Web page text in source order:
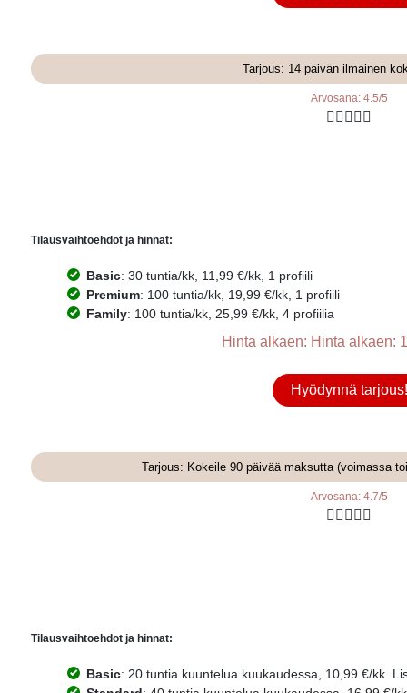
Tarjous: 14 päivän ilmainen
Arvosana: 4.5/5
    
Tilausvaihtoehdot ja hinnat:
Basic: 30 tuntia/kk, 11,99 €/kk, 1 profiili
Premium: 100 tuntia/kk, 19,99 €/kk, 1 profiili
Family: 100 tuntia/kk, 25,99 €/kk, 4 profiilia
Hinta alkaen: Hinta alkaen:
Hyödynnä tarjous!
Tarjous: Kokeile 90 päivää maksutta (voimassa
Arvosana: 4.7/5
    
Tilausvaihtoehdot ja hinnat:
Basic: 20 tuntia kuuntelua kuukaudessa, 10,99 €/kk.